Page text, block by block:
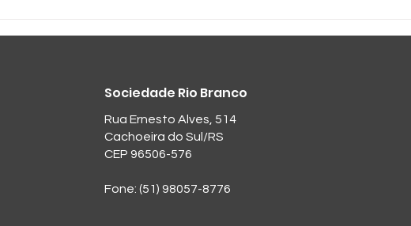
SRB
Sociedade Rio Branco
Rua Ernesto Alves, 514
Cachoeira do Sul/RS
CEP 96506-576
Fone: (51) 98057-8776